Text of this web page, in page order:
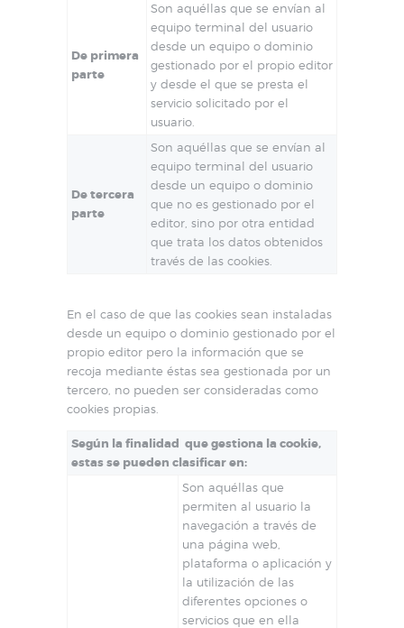
De primera
parte
Son aquéllas que se envían al
equipo terminal del usuario
desde un equipo o dominio
gestionado por el propio editor
y desde el que se presta el
servicio solicitado por el
usuario.
De tercera
parte
Son aquéllas que se envían al
equipo terminal del usuario
desde un equipo o dominio
que no es gestionado por el
editor, sino por otra entidad
que trata los datos obtenidos
través de las cookies.
En el caso de que las cookies sean instaladas
desde un equipo o dominio gestionado por el
propio editor pero la información que se
recoja mediante éstas sea gestionada por un
tercero, no pueden ser consideradas como
cookies propias.
Según la finalidad que gestiona la cookie,
estas se pueden clasificar en:
Son aquéllas que
permiten al usuario la
navegación a través de
una página web,
plataforma o aplicación y
la utilización de las
diferentes opciones o
servicios que en ella